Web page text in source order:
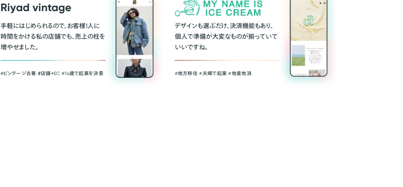
Riyad vintage
手軽にはじめられるので、お客様1人に
時間をかける私の店舗でも、売上の柱を
増やせました。
#ビンテージ古着 ＃店舗＋EC #14歳で起業を決意
デザインも選ぶだけ、決済機能もあり、
個人で準備が大変なものが揃っていて
いいですね。
#地方移住 #夫婦で起業 #地産地消